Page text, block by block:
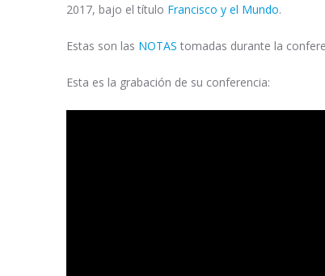
2017, bajo el título Francisco y el Mundo.
Estas son las NOTAS tomadas durante la
Esta es la grabación de su conferencia: